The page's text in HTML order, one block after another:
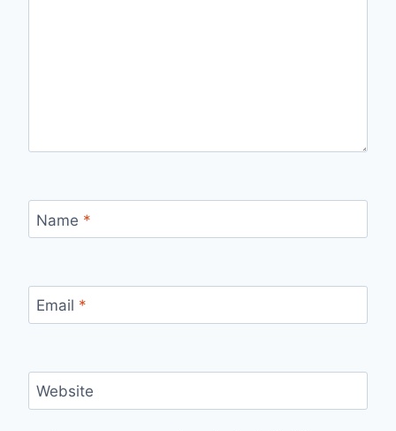
Name *
Email *
Website